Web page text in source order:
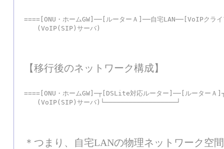
====[ONU・ホームGW]──[ルーターＡ]──自宅LAN──[VoIPク
(VoIP(SIP)サーバ)
【移行後のネットワーク構成】
====[ONU・ホームGW]─┬[DSLite対応ルーター]──[ルーター
(VoIP(SIP)サーバ)└──────────────────┘
＊つまり、自宅LANの物理ネットワーク空